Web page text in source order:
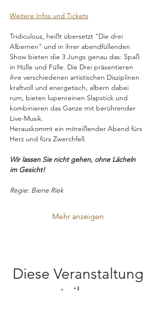
Weitere Infos und Tickets
Tridiculous, heißt übersetzt "Die drei
Albernen" und in ihrer abendfüllenden
Show bieten die 3 Jungs genau das: Spaß
in Hülle und Fülle. Die Drei präsentieren
ihre verschiedenen artistischen Disziplinen
kraftvoll und energetisch, albern dabei
rum, bieten lupenreinen Slapstick und
kombinieren das Ganze mit berührender
Live-Musik.
Herauskommt ein mitreißender Abend fürs
Herz und fürs Zwerchfell.
Wir lassen Sie nicht gehen, ohne Lächeln
im Gesicht!
Regie: Biene Riek
Mehr anzeigen
Diese Veranstaltung
teilen